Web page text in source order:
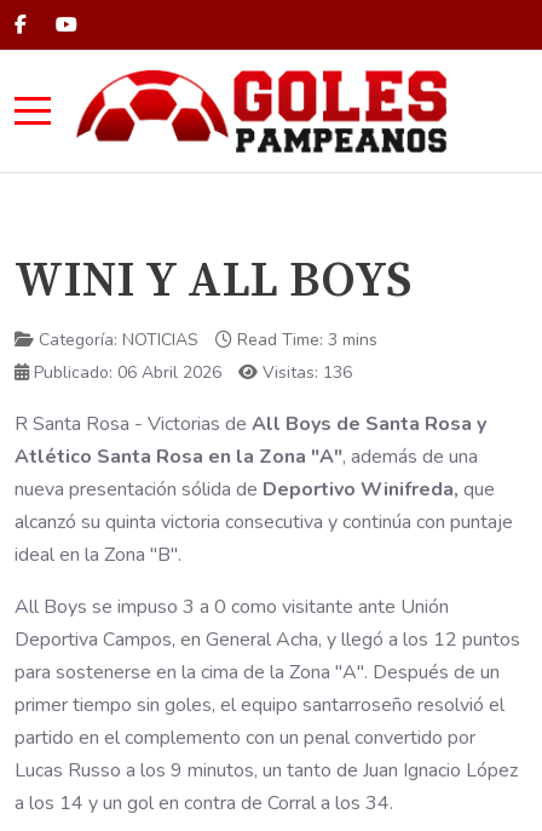
Mobile Menu Toggle
WINI Y ALL BOYS
Categoría: NOTICIAS
Read Time: 3 mins
Publicado: 06 Abril 2026
Visitas: 136
R Santa Rosa - Victorias de All Boys de Santa Rosa y
Atlético Santa Rosa en la Zona "A", además de una
nueva presentación sólida de Deportivo Winifreda, que
alcanzó su quinta victoria consecutiva y continúa con puntaje
ideal en la Zona "B".
All Boys se impuso 3 a 0 como visitante ante Unión
Deportiva Campos, en General Acha, y llegó a los 12 puntos
para sostenerse en la cima de la Zona "A". Después de un
primer tiempo sin goles, el equipo santarroseño resolvió el
partido en el complemento con un penal convertido por
Lucas Russo a los 9 minutos, un tanto de Juan Ignacio López
a los 14 y un gol en contra de Corral a los 34.